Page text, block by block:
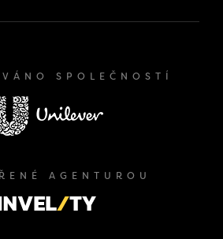
SPOLEČNOSTÍ
AGENTUROU